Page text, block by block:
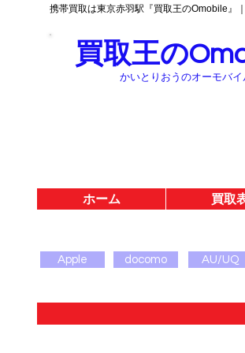
携帯買取は東京赤羽駅『買取王のOmobile』
買取王の
かいとりおうのオーモバイ
ホーム 買取
Apple docomo AU/UQ